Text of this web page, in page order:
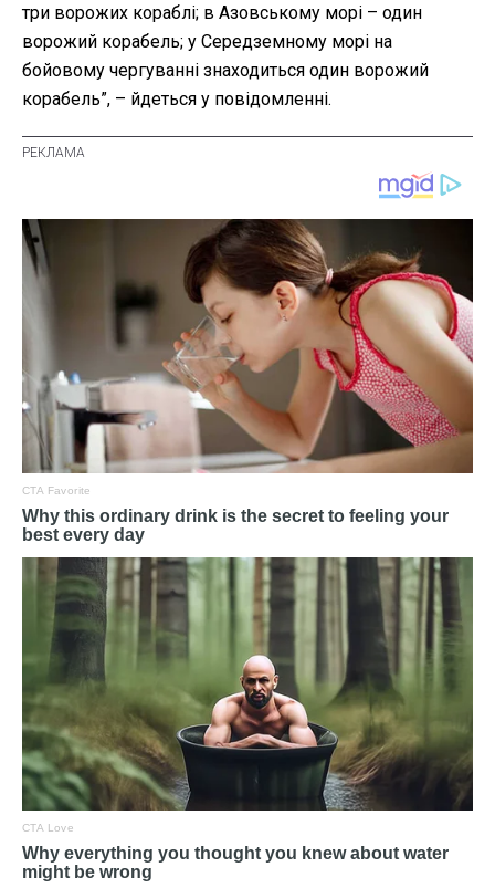
три ворожих кораблі; в Азовському морі – один
ворожий корабель; у Середземному морі на
бойовому чергуванні знаходиться один ворожий
корабель”, – йдеться у повідомленні.